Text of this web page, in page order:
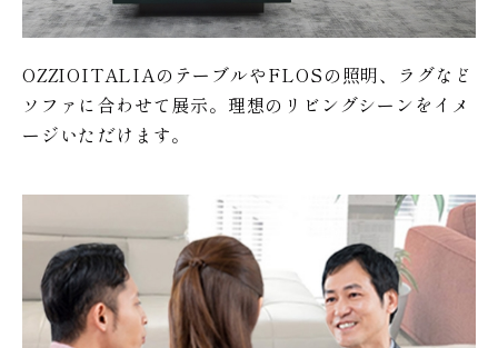
OZZIOITALIAのテーブルやFLOSの照明、ラグなど
ソファに合わせて展示。理想のリビングシーンをイメ
ージいただけます。